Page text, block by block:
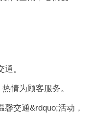
。
情为顾客服务。
交通&rdquo;活动，